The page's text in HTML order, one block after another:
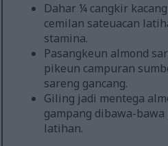
Dahar ¼ cangkir
cemilan sateuacan
stamina.
Pasangkeun almond
pikeun campuran
sareng gancang.
Giling jadi mentega
gampang dibawa-
latihan.